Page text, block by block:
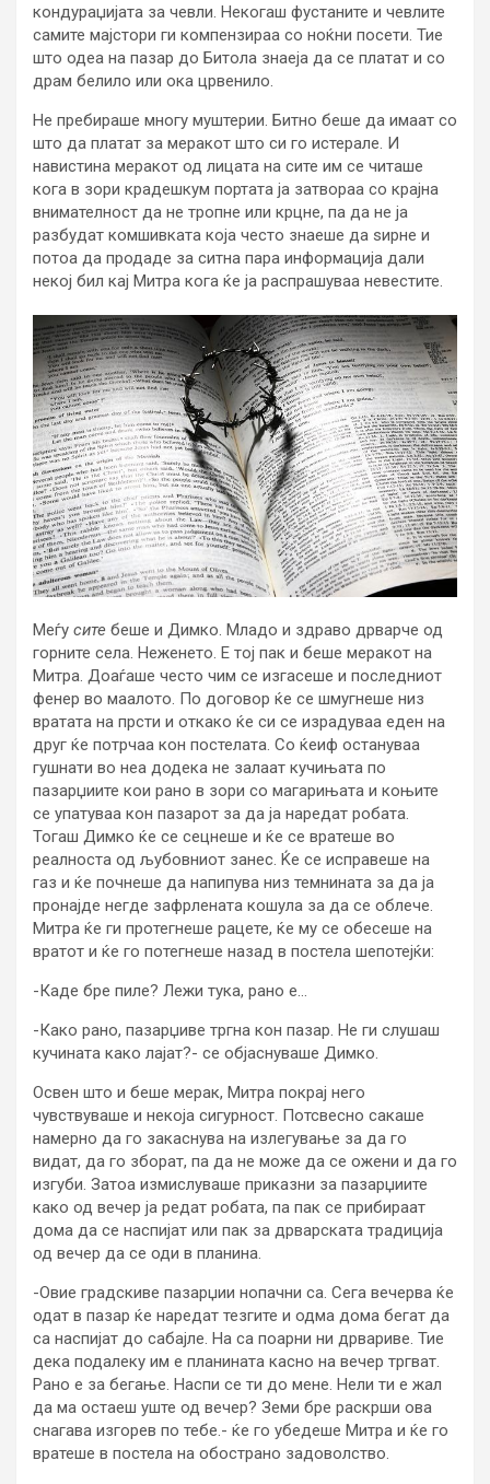
кондураџијата за чевли. Некогаш фустаните и чевлите
самите мајстори ги компензираа со ноќни посети. Тие
што одеа на пазар до Битола знаеја да се платат и со
драм белило или ока црвенило.
Не пребираше многу муштерии. Битно беше да имаат со
што да платат за меракот што си го истерале. И
навистина меракот од лицата на сите им се читаше
кога в зори крадешкум портата ја затвораа со крајна
внимателност да не тропне или крцне, па да не ја
разбудат комшивката која често знаеше да ѕирне и
потоа да продаде за ситна пара информација дали
некој бил кај Митра кога ќе ја распрашуваа невестите.
Меѓу сите беше и Димко. Младо и здраво дрварче од
горните села. Неженето. Е тој пак и беше меракот на
Митра. Доаѓаше често чим се изгасеше и последниот
фенер во маалото. По договор ќе се шмугнеше низ
вратата на прсти и откако ќе си се израдуваа еден на
друг ќе потрчаа кон постелата. Со ќеиф остануваа
гушнати во неа додека не залаат кучињата по
пазарџиите кои рано в зори со магарињата и коњите
се упатуваа кон пазарот за да ја наредат робата.
Тогаш Димко ќе се сецнеше и ќе се вратеше во
реалноста од љубовниот занес. Ќе се исправеше на
газ и ќе почнеше да напипува низ темнината за да ја
пронајде негде зафрлената кошула за да се облече.
Митра ќе ги протегнеше рацете, ќе му се обесеше на
вратот и ќе го потегнеше назад в постела шепотејќи:
-Каде бре пиле? Лежи тука, рано е…
-Како рано, пазарџиве тргна кон пазар. Не ги слушаш
кучината како лајат?- се објаснуваше Димко.
Освен што и беше мерак, Митра покрај него
чувствуваше и некоја сигурност. Потсвесно сакаше
намерно да го закаснува на излегување за да го
видат, да го зборат, па да не може да се ожени и да го
изгуби. Затоа измислуваше приказни за пазарџиите
како од вечер ја редат робата, па пак се прибираат
дома да се наспијат или пак за дрварската традиција
од вечер да се оди в планина.
-Овие градскиве пазарџии нопачни са. Сега вечерва ќе
одат в пазар ќе наредат тезгите и одма дома бегат да
са наспијат до сабајле. На са поарни ни дрвариве. Тие
дека подалеку им е планината касно на вечер тргват.
Рано е за бегање. Наспи се ти до мене. Нели ти е жал
да ма остаеш уште од вечер? Земи бре раскрши ова
снагава изгорев по тебе.- ќе го убедеше Митра и ќе го
вратеше в постела на обострано задоволство.